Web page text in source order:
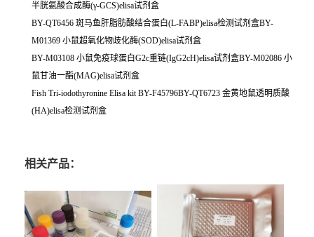
半胱氨酸合成酶(γ-GCS)elisa试剂盒
BY-QT6456 斑马鱼肝脂肪酸结合蛋白(L-FABP)elisa检测试剂盒BY-
M01369 小鼠超氧化物歧化酶(SOD)elisa试剂盒
BY-M03108 小鼠免疫球蛋白G2c重链(IgG2cH)elisa试剂盒BY-M02086 小
鼠甘油一酯(MAG)elisa试剂盒
Fish Tri-iodothyronine Elisa kit BY-F45796BY-QT6723 金黄地鼠透明质酸
(HA)elisa检测试剂盒
相关产品：